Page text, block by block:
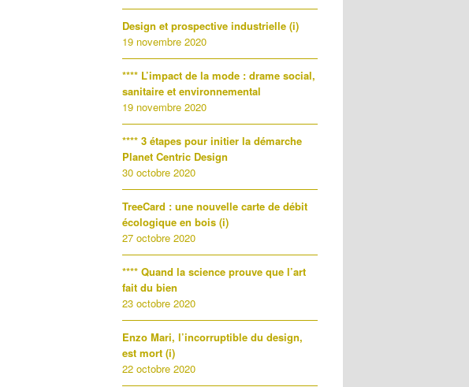
Design et prospective industrielle (i)
19 novembre 2020
**** L’impact de la mode : drame social,
sanitaire et environnemental
19 novembre 2020
**** 3 étapes pour initier la démarche
Planet Centric Design
30 octobre 2020
TreeCard : une nouvelle carte de débit
écologique en bois (i)
27 octobre 2020
**** Quand la science prouve que l’art
fait du bien
23 octobre 2020
Enzo Mari, l’incorruptible du design,
est mort (i)
22 octobre 2020